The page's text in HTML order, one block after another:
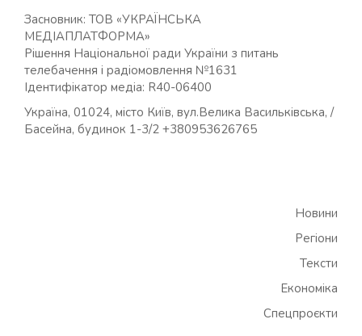
Засновник: ТОВ «УКРАЇНСЬКА
МЕДІАПЛАТФОРМА»
Рішення Національної ради України з питань
телебачення і радіомовлення №1631
Ідентифікатор медіа: R40-06400
Україна, 01024, місто Київ, вул.Велика Васильківська, /
Басейна, будинок 1-3/2 +380953626765
Новини
Регіони
Тексти
Економіка
Спецпроєкти